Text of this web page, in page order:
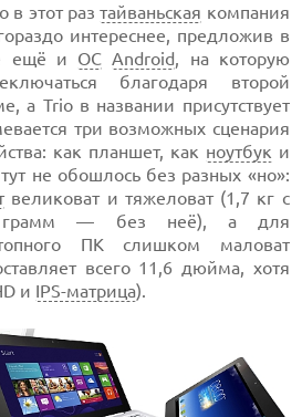
в этот разтайваньская компания
интереснее, предложив в
ещё и ОС Android, на которую
благодаря второй
а Trio в названии присутствует
три возможных сценария
как планшет, как ноутбук и
не обошлось без разных «но»:
великоват и тяжеловат (1,7 кг с
грамм — без неё), а для
ПК слишком маловат
всего 11,6 дюйма, хотя
и IPS-матрица).